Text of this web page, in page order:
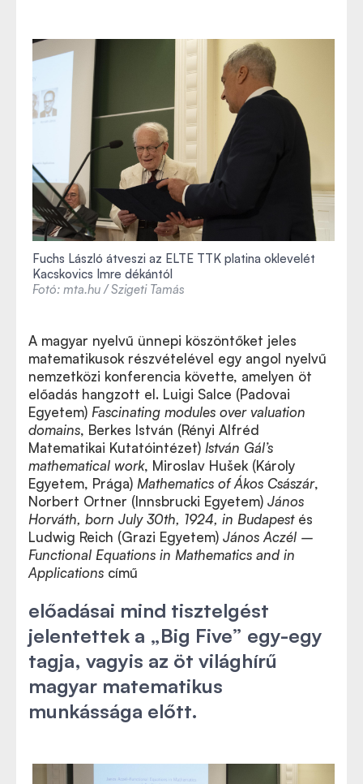
Fuchs László átveszi az ELTE TTK platina oklevelét
Kacskovics Imre dékántól
Fotó: mta.hu / Szigeti Tamás
A magyar nyelvű ünnepi köszöntőket jeles
matematikusok részvételével egy angol nyelvű
nemzetközi konferencia követte, amelyen öt
előadás hangzott el. Luigi Salce (Padovai
Egyetem) Fascinating modules over valuation
domains, Berkes István (Rényi Alfréd
Matematikai Kutatóintézet) István Gál’s
mathematical work, Miroslav Hušek (Károly
Egyetem, Prága) Mathematics of Ákos Császár,
Norbert Ortner (Innsbrucki Egyetem) János
Horváth, born July 30th, 1924, in Budapestés
Ludwig Reich (Grazi Egyetem) János Aczél –
Functional Equations in Mathematics and in
Applications című
előadásai mind tisztelgést
jelentettek a „Big Five” egy-egy
tagja, vagyis az öt világhírű
magyar matematikus
munkássága előtt.